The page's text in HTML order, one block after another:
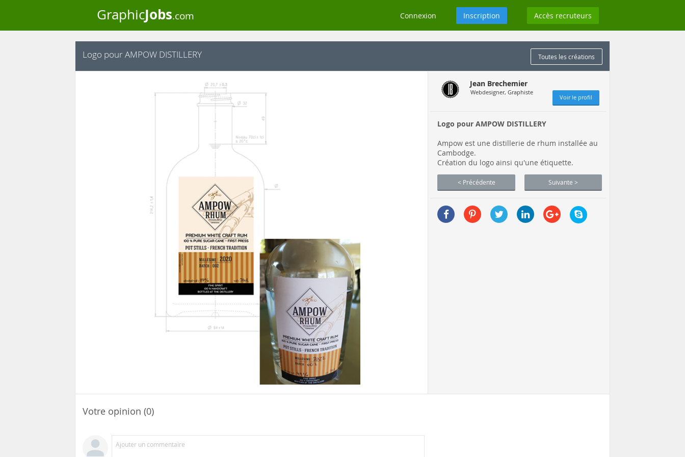
GraphicJobs.com Connexion Inscription Accès recruteurs
Logo pour AMPOW DISTILLERY Toutes les créations
Jean Brechemier
Webdesigner, Graphiste
Voir le profil
Logo pour AMPOW DISTILLERY
Ampow est une distillerie de rhum installée au
Cambodge.
Création du logo ainsi qu'une étiquette.
< Précédente Suivante >
Votre opinion (0)
Ajouter un commentaire